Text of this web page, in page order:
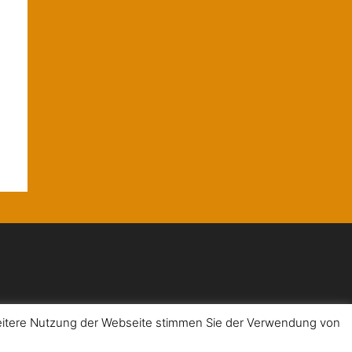
Nutzung der Webseite stimmen Sie der Verwendung von